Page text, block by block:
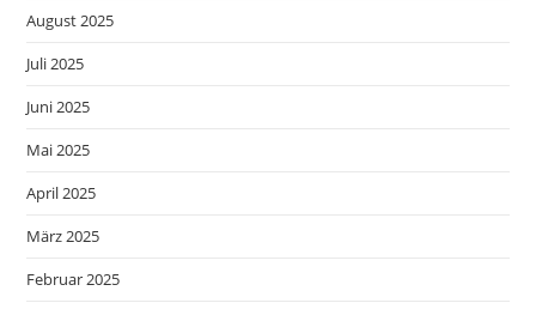
August 2025
Juli 2025
Juni 2025
Mai 2025
April 2025
März 2025
Februar 2025